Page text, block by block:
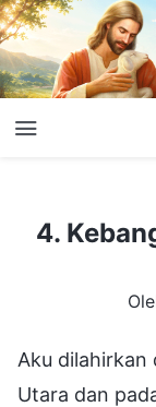
4. Kebangkitan
4.
Aku dilahirkan
Utara dan